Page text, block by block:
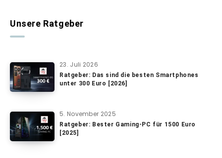
Unsere Ratgeber
23. Juli 2026
Ratgeber: Das sind die besten Smartphones
unter 300 Euro [2026]
5. November 2025
Ratgeber: Bester Gaming-PC für 1500 Euro
[2025]